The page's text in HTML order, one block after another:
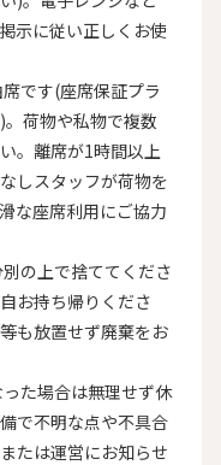
示に従い正しくお使
です(座席保証プラ
荷物や私物で複数
。離席が1時間以上
しスタッフが荷物を
な座席利用にご協力
の上で捨ててくださ
お持ち帰りくださ
も放置せず廃棄をお
た場合は無理せず休
で不明な点や不具合
たは運営にお知らせ